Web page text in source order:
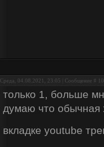
Среда, 04.08.2021, 23:05 | Сообщение # 10
только 1, больше
думаю что обычная
вкладке youtube